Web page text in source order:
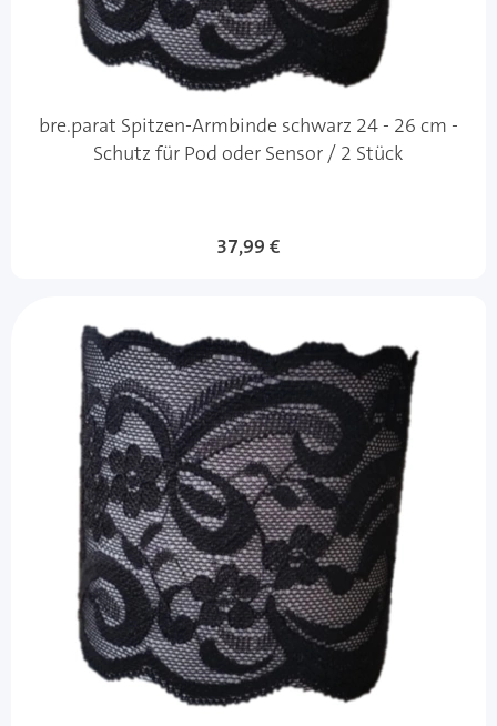
bre.parat Spitzen-Armbinde schwarz 24 - 26 cm -
Schutz für Pod oder Sensor / 2 Stück
37,99 €